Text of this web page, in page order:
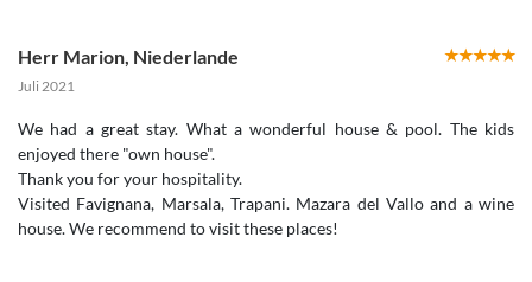
Herr Marion Niederlande
Juli 2021
We had a great stay. What a wonderful house & pool. The kids
enjoyed there "own house".
Thank you for your hospitality.
Visited Favignana, Marsala, Trapani. Mazara del Vallo and a wine
house. We recommend to visit these places!